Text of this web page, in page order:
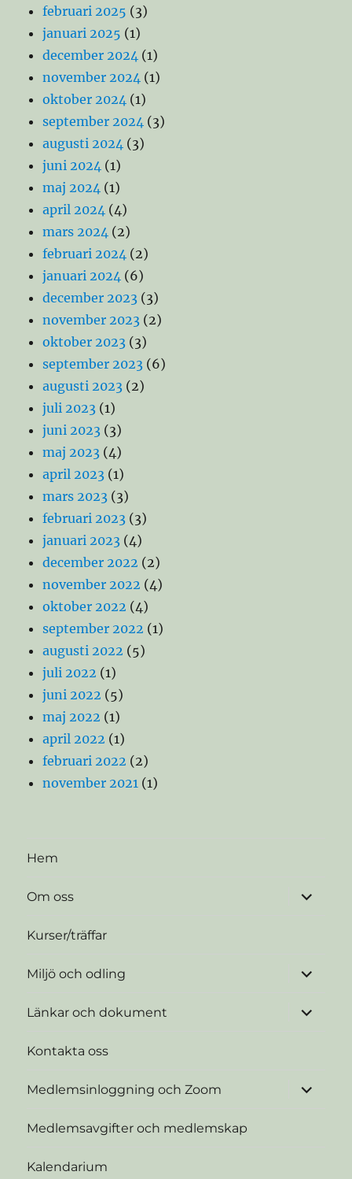
februari 2025 (3)
januari 2025 (1)
december 2024 (1)
november 2024 (1)
oktober 2024 (1)
september 2024 (3)
augusti 2024 (3)
juni 2024 (1)
maj 2024 (1)
april 2024 (4)
mars 2024 (2)
februari 2024 (2)
januari 2024 (6)
december 2023 (3)
november 2023 (2)
oktober 2023 (3)
september 2023 (6)
augusti 2023 (2)
juli 2023 (1)
juni 2023 (3)
maj 2023 (4)
april 2023 (1)
mars 2023 (3)
februari 2023 (3)
januari 2023 (4)
december 2022 (2)
november 2022 (4)
oktober 2022 (4)
september 2022 (1)
augusti 2022 (5)
juli 2022 (1)
juni 2022 (5)
maj 2022 (1)
april 2022 (1)
februari 2022 (2)
november 2021 (1)
Hem
Om oss
Kurser/träffar
Miljö och odling
Länkar och dokument
Kontakta oss
Medlemsinloggning och Zoom
Medlemsavgifter och medlemskap
Kalendarium